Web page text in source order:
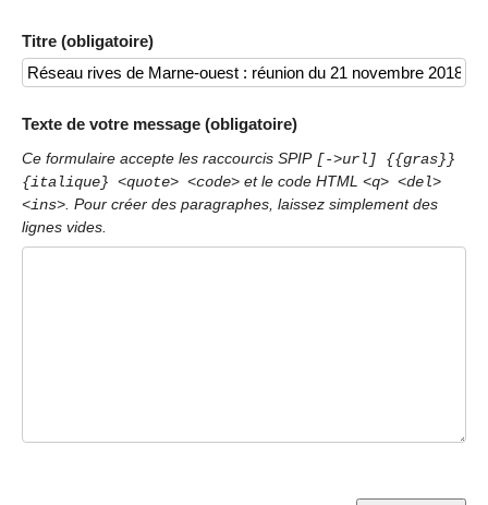
Titre (obligatoire)
Texte de votre message (obligatoire)
Ce formulaire accepte les raccourcis SPIP [->url] {{gras}}
{italique} <quote> <code> et le code HTML <q> <del>
<ins>. Pour créer des paragraphes, laissez simplement des
lignes vides.